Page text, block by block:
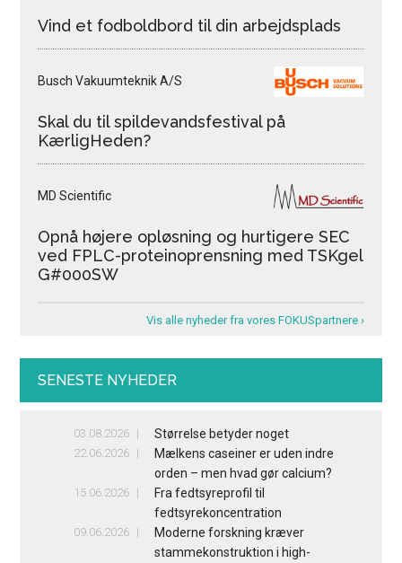
Vind et fodboldbord til din arbejdsplads
Busch Vakuumteknik A/S
Skal du til spildevandsfestival på
KærligHeden?
MD Scientific
Opnå højere opløsning og hurtigere SEC
ved FPLC-proteinoprensning med TSKgel
G#000SW
Vis alle nyheder fra vores FOKUSpartnere ›
SENESTE NYHEDER
03.08.2026 Størrelse betyder noget
22.06.2026
Mælkens caseiner er uden indre
orden – men hvad gør calcium?
15.06.2026
Fra fedtsyreprofil til
fedtsyrekoncentration
09.06.2026
Moderne forskning kræver
stammekonstruktion i high-